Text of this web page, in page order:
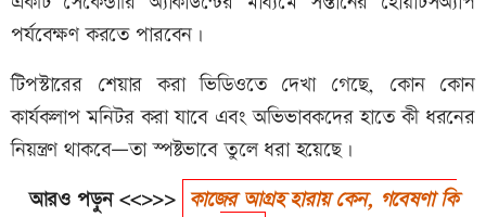
পর্যবেক্ষণ করতে পারবেন।
টিপস্টারের শেয়ার করা ভিডিওতে দেখা গেছে, কোন কোন
কার্যকলাপ মনিটর করা যাবে এবং অভিভাবকদের হাতে কী ধরনের
নিয়ন্ত্রণ থাকবে—তা স্পষ্টভাবে তুলে ধরা হয়েছে।
আরও পড়ুন <<>>> কাজের আগ্রহ হারায় কেন, গবেষণা কি